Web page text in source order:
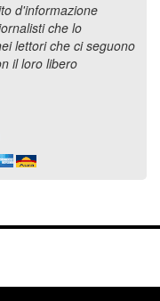
d'informazione
che lo
lettori che ci seguono
il loro libero